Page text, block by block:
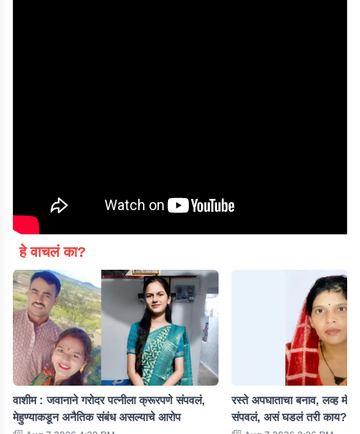
हे वाचलं का?
वाशीम : जवानाने गरोदर पत्नीला क्रूरपणे संपवलं,
मेहुण्याकडून अनैतिक संबंध असल्याचे आरोप
रस्ते अपघाताचा बनाव, लव्ह
संपवलं, असं घडलं तरी काय?